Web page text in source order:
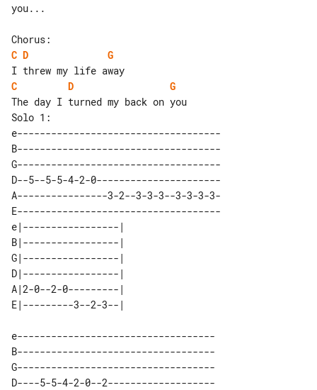
you...
C D
G
C
D
G
Solo 1:
e------------------------------------
B------------------------------------
G------------------------------------
D--5--5-5-4-2-0----------------------
A----------------3-2--3-3-3--3-3-3-3-
E------------------------------------
e|-----------------|
B|-----------------|
G|-----------------|
D|-----------------|
A|2-0--2-0---------|
e-----------------------------------
B-----------------------------------
G-----------------------------------
D----5-5-4-2-0--2-------------------